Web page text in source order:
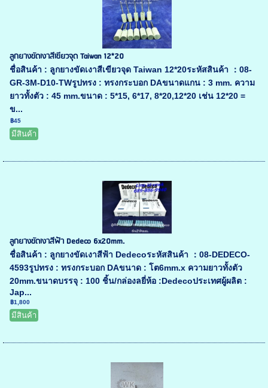
ลูกยางขัดเงาสีเขียวจุด Taiwan 12*20
ชื่อสินค้า : ลูกยางขัดเงาสีเขียวจุด Taiwan 12*20ระหัสสินค้า ：08-
GR-3M-D10-TWรูปทรง : ทรงกระบอก DAขนาดแกน : 3 mm. ความ
ยาวทั้งตัว : 45 mm.ขนาด : 5*15, 6*17, 8*20,12*20 เช่น 12*20 =
ข...
฿45
มีสินค้า
ลูกยางขัดเงาสีฟ้า Dedeco 6x20mm.
ชื่อสินค้า : ลูกยางขัดเงาสีฟ้า Dedecoระหัสสินค้า ：08-DEDECO-
4593รูปทรง : ทรงกระบอก DAขนาด : โต6mm.x ความยาวทั้งตัว
20mm.ขนาดบรรจุ : 100 ชิ้น/กล่องลยี่ห้อ :Dedecoประเทศผู้ผลิต :
Jap...
฿1,800
มีสินค้า